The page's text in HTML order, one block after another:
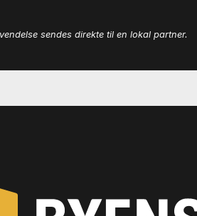
sendes direkte til en lokal partner.